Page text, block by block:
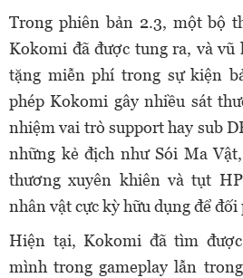
Trong phiên bản 2.3, một bộ
Kokomi đã được tung ra, và vũ
tặng miễn phí trong sự kiện
phép Kokomi gây nhiều sát
nhiệm vai trò support hay sub
những kẻ địch như Sói Ma
thương xuyên khiên và tụt
nhân vật cực kỳ hữu dụng để đối
Hiện tại, Kokomi đã tìm
mình trong gameplay lẫn